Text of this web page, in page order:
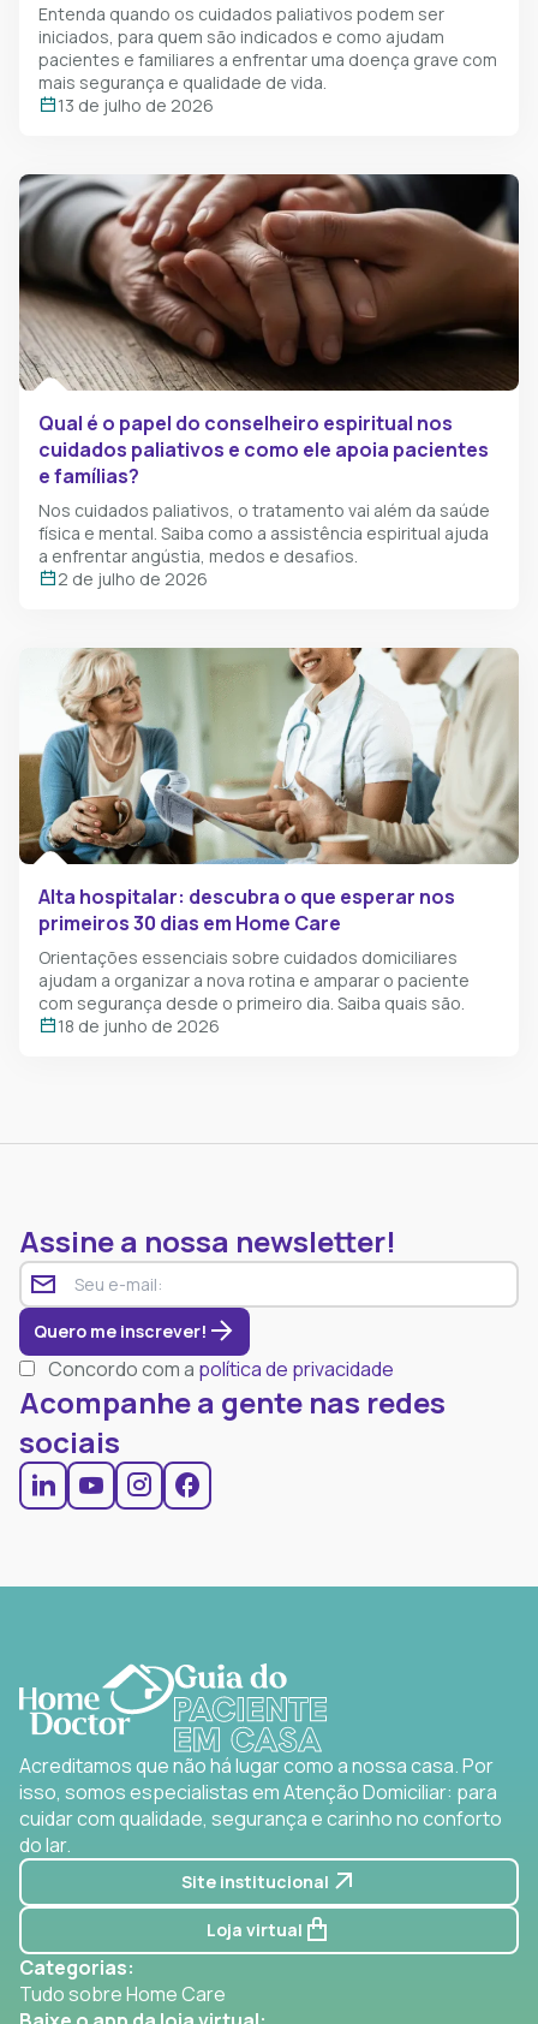
Entenda quando os cuidados paliativos podem ser
iniciados, para quem são indicados e como ajudam
pacientes e familiares a enfrentar uma doença grave com
mais segurança e qualidade de vida.
13 de julho de 2026
Qual é o papel do conselheiro espiritual​ nos
cuidados paliativos e como ele apoia pacientes
e famílias?
Nos cuidados paliativos, o tratamento vai além da saúde
física e mental. Saiba como a assistência espiritual ajuda
a enfrentar angústia, medos e desafios.
2 de julho de 2026
Alta hospitalar: descubra o que esperar nos
primeiros 30 dias em Home Care
Orientações essenciais sobre cuidados domiciliares
ajudam a organizar a nova rotina e amparar o paciente
com segurança desde o primeiro dia. Saiba quais são.
18 de junho de 2026
Assine a nossa newsletter!
Quero me inscrever!
Concordo com a política de privacidade
Acompanhe a gente nas redes
sociais
Acreditamos que não há lugar como a nossa casa. Por
isso, somos especialistas em Atenção Domiciliar: para
cuidar com qualidade, segurança e carinho no conforto
do lar.
Site institucional
Loja virtual
Categorias:
Tudo sobre Home Care